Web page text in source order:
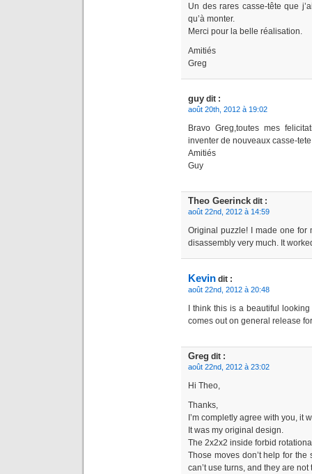
Un des rares casse-tête que
qu’à monter.
Merci pour la belle réalisation.
Amitiés
Greg
guy dit :
août 20th, 2012 à 19:02
Bravo Greg,toutes mes
inventer de nouveaux casse-
Amitiés
Guy
Theo Geerinck dit :
août 22nd, 2012 à 14:59
Original puzzle! I made one for
disassembly very much. It
Kevin dit :
août 22nd, 2012 à 20:48
I think this is a beautiful
comes out on general release
Greg dit :
août 22nd, 2012 à 23:02
Hi Theo,
Thanks,
I’m completly agree with you, it
It was my original design.
The 2x2x2 inside forbid
Those moves don’t help for
can’t use turns, and they are